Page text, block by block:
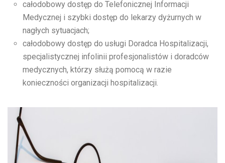
całodobowy dostęp do Telefonicznej Informacji
Medycznej i szybki dostęp do lekarzy dyżurnych w
nagłych sytuacjach;
całodobowy dostęp do usługi Doradca Hospitalizacji,
specjalistycznej infolinii profesjonalistów i doradców
medycznych, którzy służą pomocą w razie
konieczności organizacji hospitalizacji.